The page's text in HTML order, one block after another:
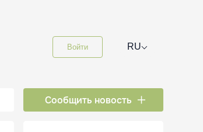
Войти RU⌵
Сообщить новость